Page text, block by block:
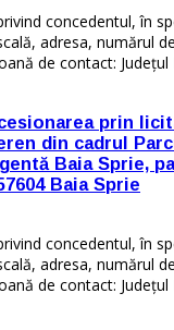
concedentul, în
adresa, numărul
de contact:
prin
din cadrul
Baia Sprie,
Baia Sprie
concedentul, în
adresa, numărul
de contact: